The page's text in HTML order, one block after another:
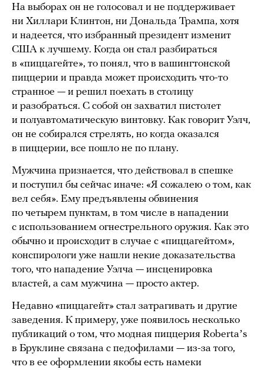
На выборах он не голосовал и не поддерживает
ни Хиллари Клинтон, ни Дональда Трампа, хотя
и надеется, что избранный президент изменит
США к лучшему. Когда он стал разбираться
в «пиццагейте», то понял, что в вашингтонской
пиццерии и правда может происходить что-то
странное — и решил поехать в столицу
и разобраться. С собой он захватил пистолет
и полуавтоматическую винтовку. Как говорит Уэлч,
он не собирался стрелять, но когда оказался
в пиццерии, все пошло не по плану.
Мужчина признается, что действовал в спешке
и поступил бы сейчас иначе: «Я сожалею о том, как
вел себя». Ему предъявлены обвинения
по четырем пунктам, в том числе в нападении
с использованием огнестрельного оружия. Как это
обычно и происходит в случае с «пиццагейтом»,
конспирологи уже нашли некие доказательства
того, что нападение Уэлча — инсценировка
властей, а сам мужчина — просто актер.
Недавно «пиццагейт» стал затрагивать и другие
заведения. К примеру, уже появилось несколько
публикаций о том, что модная пиццерия Robertaʼs
в Бруклине связана с педофилами — из-за того,
что в ее оформлении якобы есть намеки